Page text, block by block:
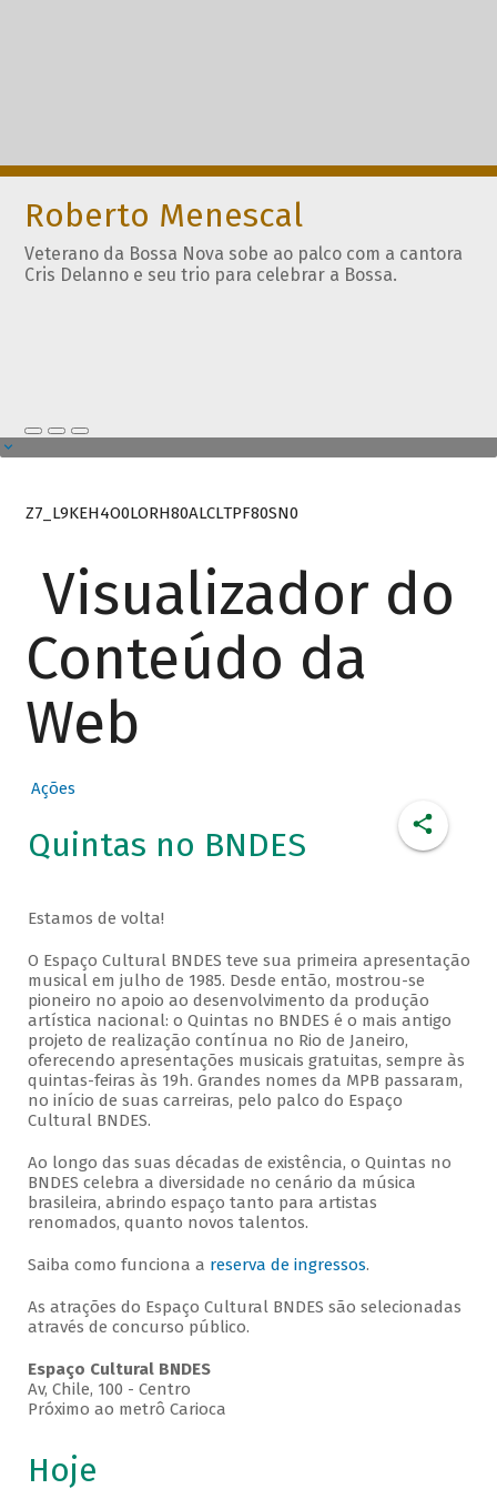
Roberto Menescal
Veterano da Bossa Nova sobe ao palco com a cantora
Cris Delanno e seu trio para celebrar a Bossa.
Z7_L9KEH4O0LORH80ALCLTPF80SN0
Visualizador do
Conteúdo da
Web
Ações
Quintas no BNDES
Estamos de volta!
O Espaço Cultural BNDES teve sua primeira apresentação
musical em julho de 1985. Desde então, mostrou-se
pioneiro no apoio ao desenvolvimento da produção
artística nacional: o Quintas no BNDES é o mais antigo
projeto de realização contínua no Rio de Janeiro,
oferecendo apresentações musicais gratuitas, sempre às
quintas-feiras às 19h. Grandes nomes da MPB passaram,
no início de suas carreiras, pelo palco do Espaço
Cultural BNDES.
Ao longo das suas décadas de existência, o Quintas no
BNDES celebra a diversidade no cenário da música
brasileira, abrindo espaço tanto para artistas
renomados, quanto novos talentos.
Saiba como funciona a reserva de ingressos.
As atrações do Espaço Cultural BNDES são selecionadas
através de concurso público.
Espaço Cultural BNDES
Av, Chile, 100 - Centro
Próximo ao metrô Carioca
Hoje